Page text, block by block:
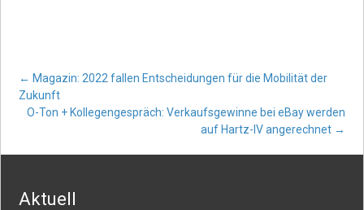
Post
navigation
← Magazin: 2022 fallen Entscheidungen für die Mobilität der
Zukunft
O-Ton + Kollegengespräch: Verkaufsgewinne bei eBay werden
auf Hartz-IV angerechnet →
Aktuell